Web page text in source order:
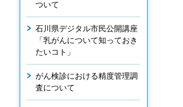
ついて
石川県デジタル市民公開講座
「乳がんについて知っておき
たいコト」
がん検診における精度管理調
査について